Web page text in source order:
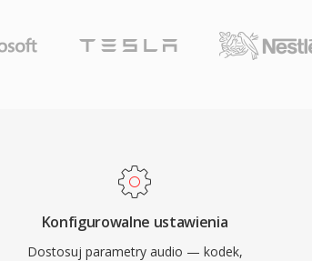
Konfigurowalne ustawienia
Dostosuj parametry audio — kodek,